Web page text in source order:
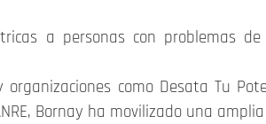
a personas con problemas
como Desata Tu
Bornay ha movilizado una